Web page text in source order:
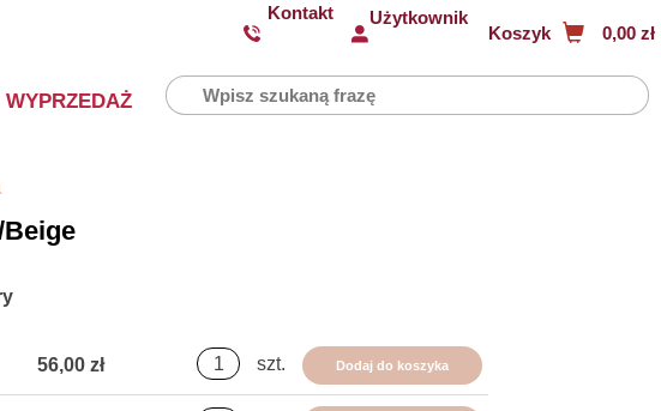
Kontakt Użytkownik
Koszyk 0,00 zł
WYPRZEDAŻ
beige
56,00 zł szt. Dodaj do koszyka